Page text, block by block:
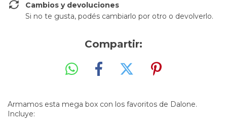
Cambios y devoluciones
Si no te gusta, podés cambiarlo por otro o devolverlo.
Compartir:
Armamos esta mega box con los favoritos de Dalone.
Incluye: